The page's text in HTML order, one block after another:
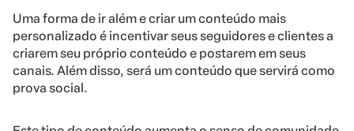
Uma forma de ir além e criar um conteúdo mais
personalizado é incentivar seus seguidores e clientes a
criarem seu próprio conteúdo e postarem em seus
canais. Além disso, será um conteúdo que servirá como
prova social.